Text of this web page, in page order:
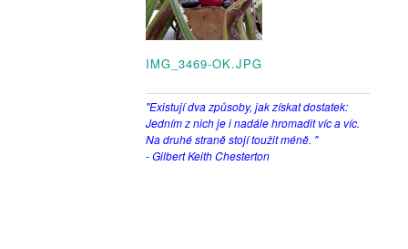
IMG_3469-OK.JPG
"Existují dva způsoby, jak získat dostatek:
Jedním z nich je i nadále hromadit víc a víc.
Na druhé straně stojí toužit méně. "
- Gilbert Keith Chesterton